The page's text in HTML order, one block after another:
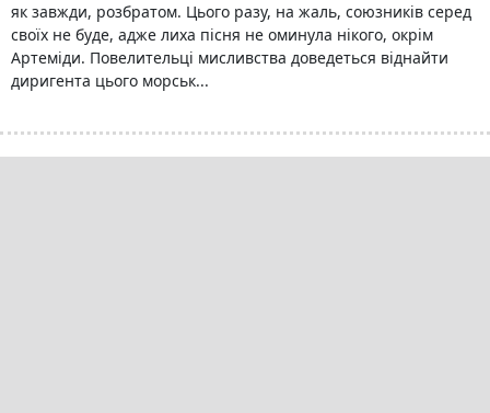
як завжди, розбратом. Цього разу, на жаль, союзників серед
своїх не буде, адже лиха пісня не оминула нікого, окрім
Артеміди. Повелительці мисливства доведеться віднайти
диригента цього морськ...